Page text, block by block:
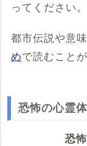
ってください。
都市伝説や意
めで読むこと
恐怖の心霊
恐